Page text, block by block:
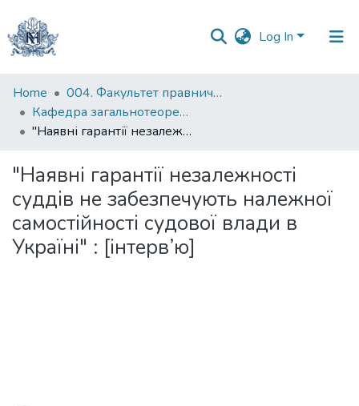
Log In
Communities
&
Collections
Statistics
Home
004. Факультет правничих наук
Кафедра загальнотеоретичного правознавства та публічного права
"Наявні гарантії незалежності суддів не забезпечують належної самостійності судової влади в Україні" : [інтерв’ю]
"Наявні гарантії незалежності
суддів не забезпечують належної
самостійності судової влади в
Україні" : [інтерв’ю]